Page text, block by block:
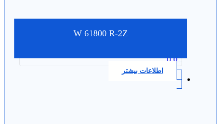
W 61800 R-2Z
0.0
اطلاعات بیشتر